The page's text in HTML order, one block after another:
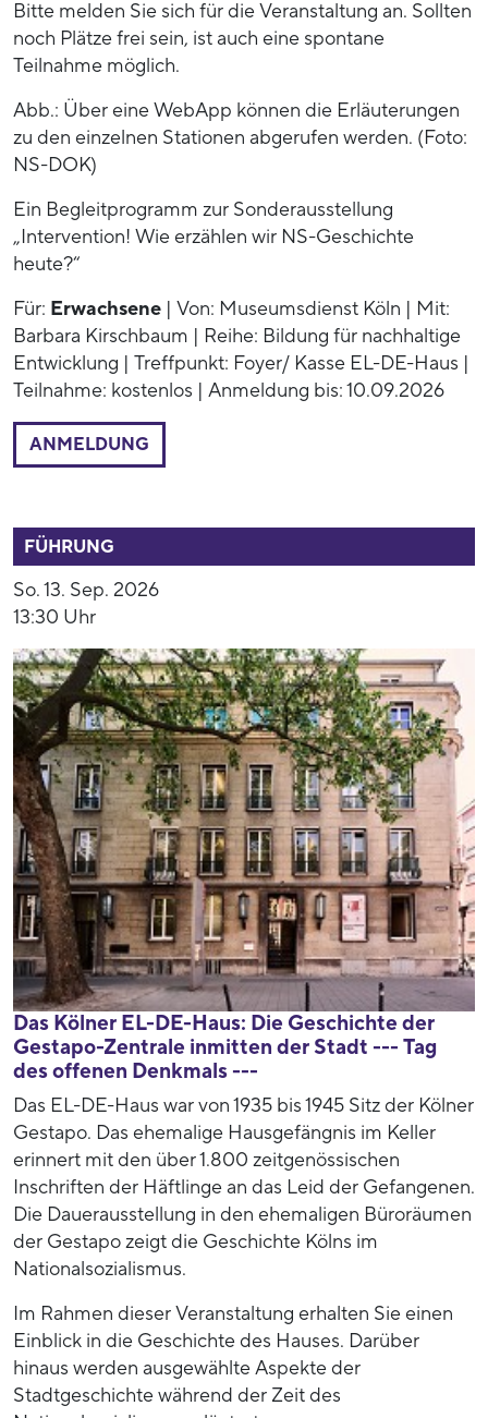
Bitte melden Sie sich für die Veranstaltung an. Sollten
noch Plätze frei sein, ist auch eine spontane
Teilnahme möglich.
Abb.: Über eine WebApp können die Erläuterungen
zu den einzelnen Stationen abgerufen werden. (Foto:
NS-DOK)
Ein Begleitprogramm zur Sonderausstellung
„Intervention! Wie erzählen wir NS-Geschichte
heute?“
Für: Erwachsene | Von: Museumsdienst Köln | Mit:
Barbara Kirschbaum | Reihe: Bildung für nachhaltige
Entwicklung | Treffpunkt: Foyer/ Kasse EL-DE-Haus |
Teilnahme: kostenlos | Anmeldung bis: 10.09.2026
ANMELDUNG
FÜHRUNG
So. 13. Sep. 2026
13:30 Uhr
Das Kölner EL-DE-Haus: Die Geschichte der
Gestapo-Zentrale inmitten der Stadt --- Tag
des offenen Denkmals ---
Das EL-DE-Haus war von 1935 bis 1945 Sitz der Kölner
Gestapo. Das ehemalige Hausgefängnis im Keller
erinnert mit den über 1.800 zeitgenössischen
Inschriften der Häftlinge an das Leid der Gefangenen.
Die Dauerausstellung in den ehemaligen Büroräumen
der Gestapo zeigt die Geschichte Kölns im
Nationalsozialismus.
Im Rahmen dieser Veranstaltung erhalten Sie einen
Einblick in die Geschichte des Hauses. Darüber
hinaus werden ausgewählte Aspekte der
Stadtgeschichte während der Zeit des